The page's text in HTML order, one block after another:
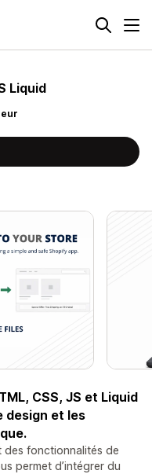
Liquid
CSS, JS et Liquid
design et les
des fonctionnalités de
permet d’intégrer du